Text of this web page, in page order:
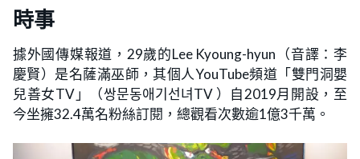
時事
據外國傳媒報道，29歲的Lee Kyoung-hyun（音譯：李
慶賢）是名薩滿巫師，其個人YouTube頻道「雙門洞嬰
兒善女TV」（쌍문동애기선녀TV ）自2019月開設，至
今坐擁32.4萬名粉絲訂閱，總觀看次數逾1億3千萬。